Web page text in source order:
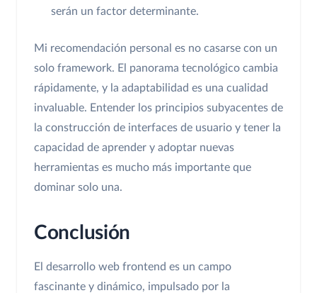
serán un factor determinante.
Mi recomendación personal es no casarse con un
solo framework. El panorama tecnológico cambia
rápidamente, y la adaptabilidad es una cualidad
invaluable. Entender los principios subyacentes de
la construcción de interfaces de usuario y tener la
capacidad de aprender y adoptar nuevas
herramientas es mucho más importante que
dominar solo una.
Conclusión
El desarrollo web frontend es un campo
fascinante y dinámico, impulsado por la